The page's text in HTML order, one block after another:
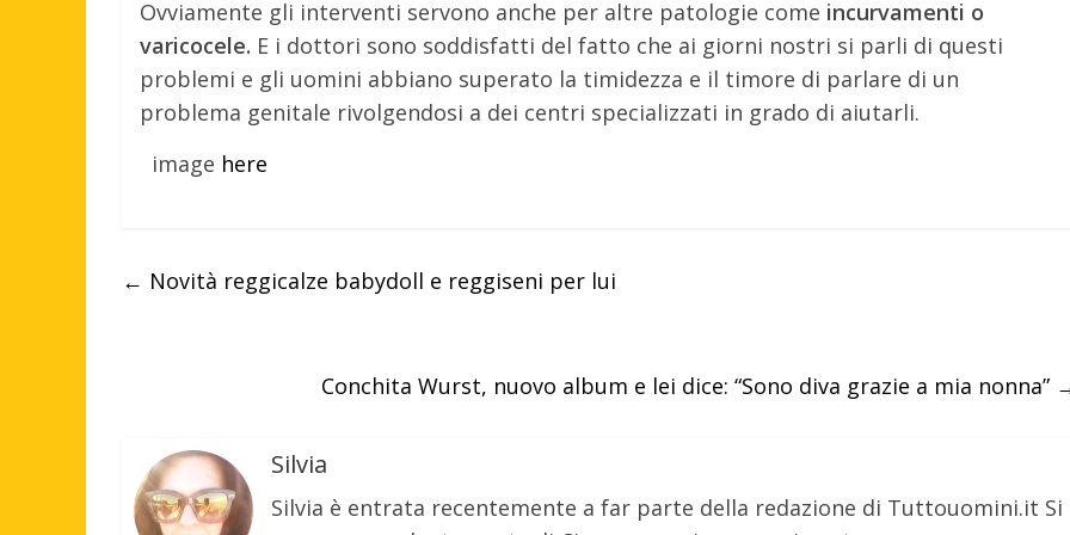
Ovviamente gli interventi servono anche per altre patologie come incurvamenti o
varicocele. E i dottori sono soddisfatti del fatto che ai giorni nostri si parli di questi
problemi e gli uomini abbiano superato la timidezza e il timore di parlare di un
problema genitale rivolgendosi a dei centri specializzati in grado di aiutarli.
image here
← Novità reggicalze babydoll e reggiseni per lui
Conchita Wurst, nuovo album e lei dice: “Sono diva grazie a mia nonna”
Silvia
Silvia è entrata recentemente a far parte della redazione di Tuttouomini.it Si